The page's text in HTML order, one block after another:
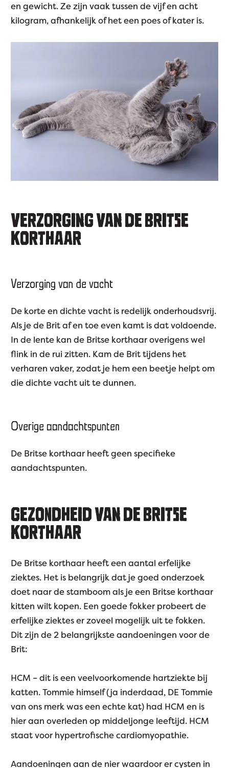
en gewicht. Ze zijn vaak tussen de vijf en acht
kilogram, afhankelijk of het een poes of kater is.
VERZORGING VAN DE BRITSE
KORTHAAR
Verzorging van de vacht
De korte en dichte vacht is redelijk onderhoudsvrij.
Als je de Brit af en toe even kamt is dat voldoende.
In de lente kan de Britse korthaar overigens wel
flink in de rui zitten. Kam de Brit tijdens het
verharen vaker, zodat je hem een beetje helpt om
die dichte vacht uit te dunnen.
Overige aandachtspunten
De Britse korthaar heeft geen specifieke
aandachtspunten.
GEZONDHEID VAN DE BRITSE
KORTHAAR
De Britse korthaar heeft een aantal erfelijke
ziektes. Het is belangrijk dat je goed onderzoek
doet naar de stamboom als je een Britse korthaar
kitten wilt kopen. Een goede fokker probeert de
erfelijke ziektes er zoveel mogelijk uit te fokken.
Dit zijn de 2 belangrijkste aandoeningen voor de
Brit:
HCM – dit is een veelvoorkomende hartziekte bij
katten. Tommie himself (ja inderdaad, DE Tommie
van ons merk was een echte kat) had HCM en is
hier aan overleden op middeljonge leeftijd. HCM
staat voor hypertrofische cardiomyopathie.
Aandoeningen aan de nier waardoor er cysten in